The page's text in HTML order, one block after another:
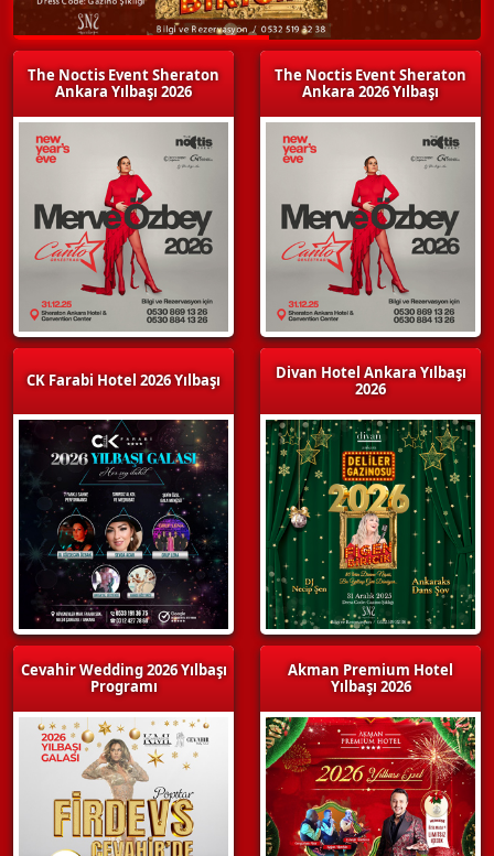
The Noctis Event Sheraton
Ankara Yılbaşı 2026
CK Farabi Hotel 2026 Yılbaşı
Cevahir Wedding 2026 Yılbaşı
Programı
The Noctis Event Sheraton
Ankara 2026 Yılbaşı
Divan Hotel Ankara Yılbaşı
2026
Akman Premium Hotel
Yılbaşı 2026